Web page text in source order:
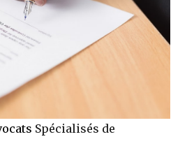
Spécialisés de